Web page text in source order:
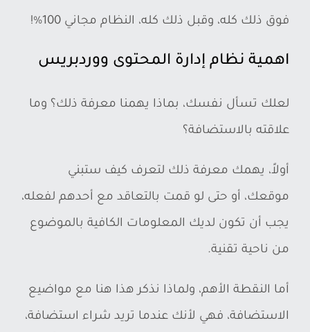
فوق ذلك كله، وقبل ذلك كله، النظام مجاني 100%!
اهمية نظام إدارة المحتوى ووردبريس
لعلك تسأل نفسك، بماذا يهمنا معرفة ذلك؟ وما
علاقته بالاستضافة؟
أولاً، يهمك معرفة ذلك لتعرف كيف ستبني
موقعك، أو حتى لو قمت بالتعاقد مع أحدهم لفعله،
يجب أن تكون لديك المعلومات الكافية بالموضوع
من ناحية تقنية.
أما النقطة الأهم، ولماذا نذكر هذا هنا مع مواضيع
الاستضافة، فهي لأنك عندما تريد شراء استضافة،